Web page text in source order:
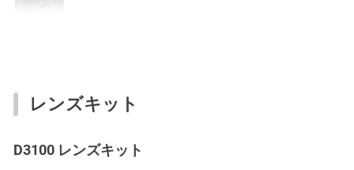
レンズキット
D3100 レンズキット